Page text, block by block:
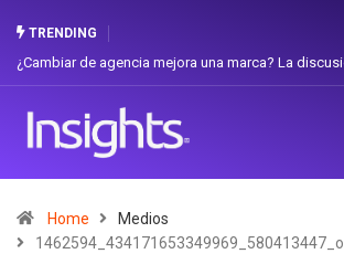
TRENDING
mejora una marca? La discusión que atraviesa a
Home
Medios
1462594_434171653349969_580413447_o